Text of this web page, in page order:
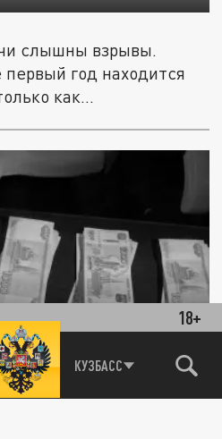
18+
КУЗБАСС
слышны взрывы.
год находится
как...
продуктах, но не
радостей
меняет